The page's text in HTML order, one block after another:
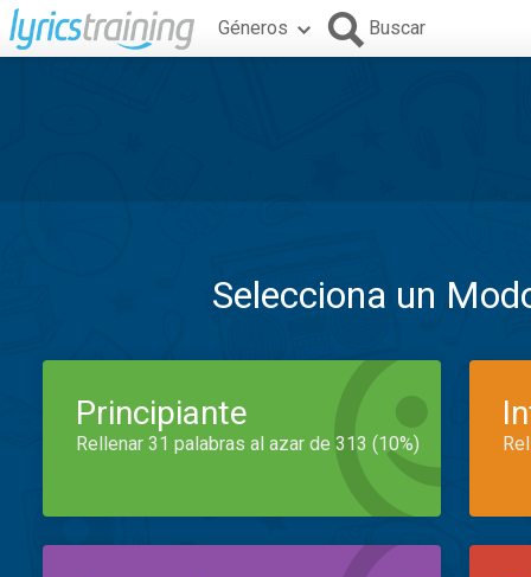
Géneros Buscar
Selecciona un
Principiante
Rellenar 31 palabras al azar de 313 (10%)